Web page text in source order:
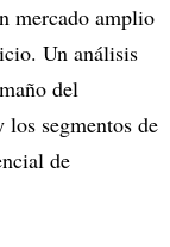
mercado amplio
Un análisis
del
segmentos de
de